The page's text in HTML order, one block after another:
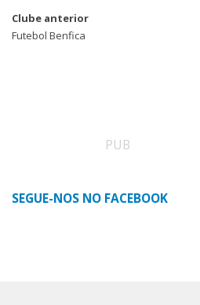
Clube anterior
Futebol Benfica
PUB
SEGUE-NOS NO FACEBOOK